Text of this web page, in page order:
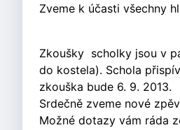
Zveme k účasti všechny
Zkoušky scholky jsou v
do kostela). Schola
zkouška bude 6. 9. 2013.
Srdečně zveme nové
Možné dotazy vám ráda